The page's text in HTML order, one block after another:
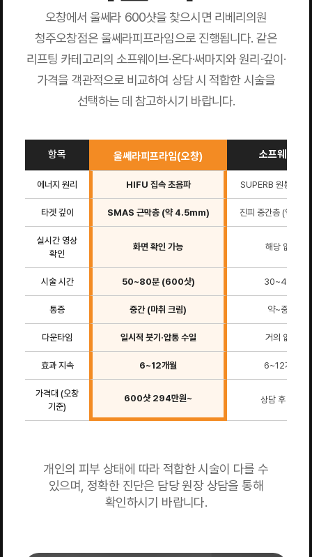
오창에서 울쎄라 600샷을 찾으시면 리베리의원
청주오창점은 울쎄라피프라임으로 진행됩니다. 같은
리프팅 카테고리의 소프웨이브·온다·써마지와 원리·깊이·
가격을 객관적으로 비교하여 상담 시 적합한 시술을
선택하는 데 참고하시기 바랍니다.
항목 울쎄라피프라임(오창) 소프웨이브
에너지 원리 HIFU 집속 초음파 SUPERB 원통형 초
타겟 깊이 SMAS 근막층 (약 4.5mm) 진피 중간층 (약
실시간 영상
확인
화면 확인 가능 해당 없음
시술 시간 50~80분 (600샷) 30~45분
통증 중간 (마취 크림) 약~중간
다운타임 일시적 붓기·압통 수일 거의 없음
효과 지속 6~12개월 6~12개월
가격대 (오창
기준)
600샷 294만원~ 상담 후 안내
개인의 피부 상태에 따라 적합한 시술이 다를 수
있으며, 정확한 진단은 담당 원장 상담을 통해
확인하시기 바랍니다.